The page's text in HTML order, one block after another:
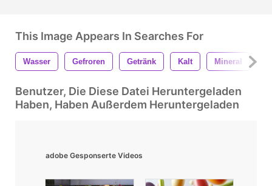
This Image Appears In Searches For
Wasser Gefroren Getränk Kalt Mineral
Benutzer, Die Diese Datei Heruntergeladen
Haben, Haben Außerdem Heruntergeladen
adobe Gesponserte Videos